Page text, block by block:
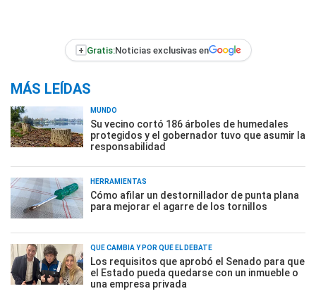
+ Gratis:Noticias exclusivas en
MÁS LEÍDAS
MUNDO
Su vecino cortó 186 árboles de humedales
protegidos y el gobernador tuvo que asumir la
responsabilidad
HERRAMIENTAS
Cómo afilar un destornillador de punta plana
para mejorar el agarre de los tornillos
QUÉ CAMBIA Y POR QUÉ EL DEBATE
Los requisitos que aprobó el Senado para que
el Estado pueda quedarse con un inmueble o
una empresa privada